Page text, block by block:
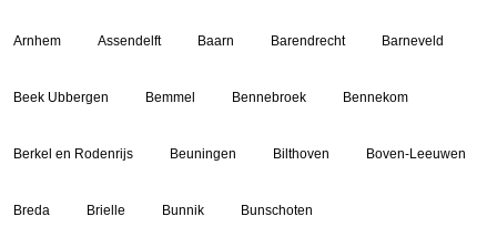
Arnhem Assendelft Baarn Barendrecht Barneveld
Beek Ubbergen Bemmel Bennebroek Bennekom
Berkel en Rodenrijs Beuningen Bilthoven Boven-Leeuwen
Breda Brielle Bunnik Bunschoten